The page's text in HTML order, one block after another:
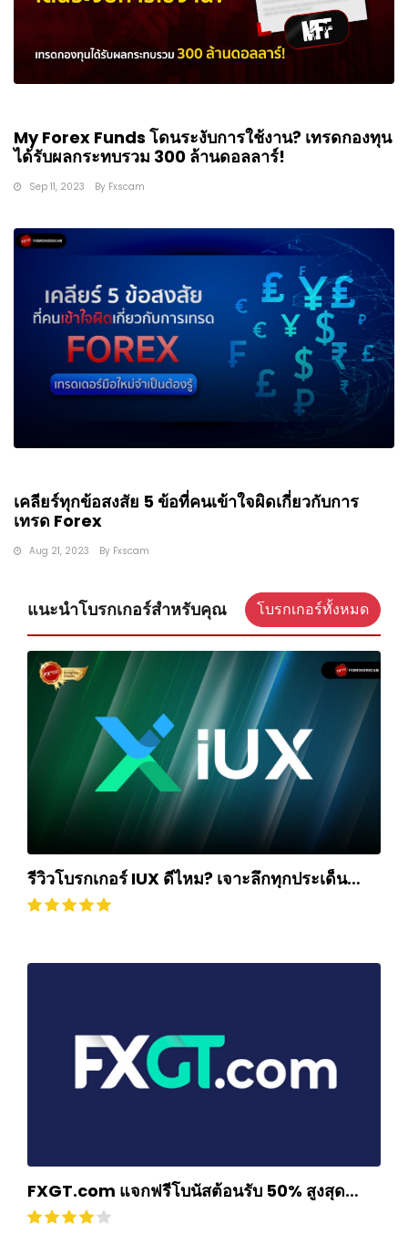
My Forex Funds โดนระงับการใช้งาน? เทรดกองทุน
ได้รับผลกระทบรวม 300 ล้านดอลลาร์!
Sep 11, 2023 By Fxscam
เคลียร์ทุกข้อสงสัย 5 ข้อที่คนเข้าใจผิดเกี่ยวกับการ
เทรด Forex
Aug 21, 2023 By Fxscam
แนะนำโบรกเกอร์สำหรับคุณ โบรกเกอร์ทั้งหมด
รีวิวโบรกเกอร์ IUX ดีไหม? เจาะลึกทุกประเด็น
ฉบับปี 2025
FXGT.com แจกฟรีโบนัสต้อนรับ 50% สูงสุด
$500